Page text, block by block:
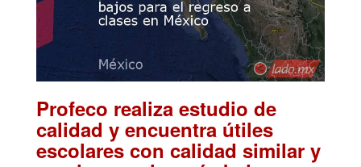
Profeco realiza estudio de
calidad y encuentra útiles
escolares con calidad similar y